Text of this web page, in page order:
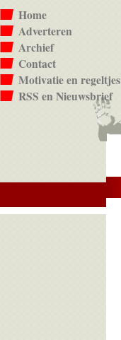
Home
Adverteren
Archief
Contact
Motivatie en regeltjes
RSS en Nieuwsbrief